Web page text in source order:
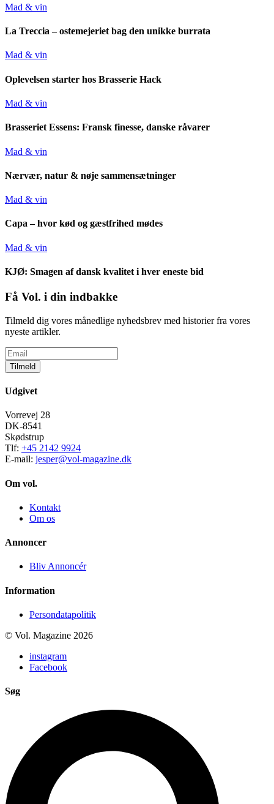
Mad & vin
La Treccia – ostemejeriet bag den unikke burrata
Mad & vin
Oplevelsen starter hos Brasserie Hack
Mad & vin
Brasseriet Essens: Fransk finesse, danske råvarer
Mad & vin
Nærvær, natur & nøje sammensætninger
Mad & vin
Capa – hvor kød og gæstfrihed mødes
Mad & vin
KJØ: Smagen af dansk kvalitet i hver eneste bid
Få Vol. i din indbakke
Tilmeld dig vores månedlige nyhedsbrev med historier fra vores
nyeste artikler.
Tilmeld
Udgivet
Vorrevej 28
DK-8541
Skødstrup
Tlf: +45 2142 9924
E-mail: jesper@vol-magazine.dk
Om vol.
Kontakt
Om os
Annoncer
Bliv Annoncér
Information
Persondatapolitik
© Vol. Magazine 2026
instagram
Facebook
Søg